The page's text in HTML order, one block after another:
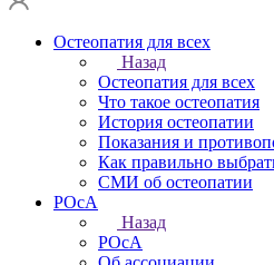
Остеопатия для всех
Назад
Остеопатия для всех
Что такое остеопатия
История остеопатии
Показания и
Как правильно
СМИ об остеопатии
РОсА
Назад
РОсА